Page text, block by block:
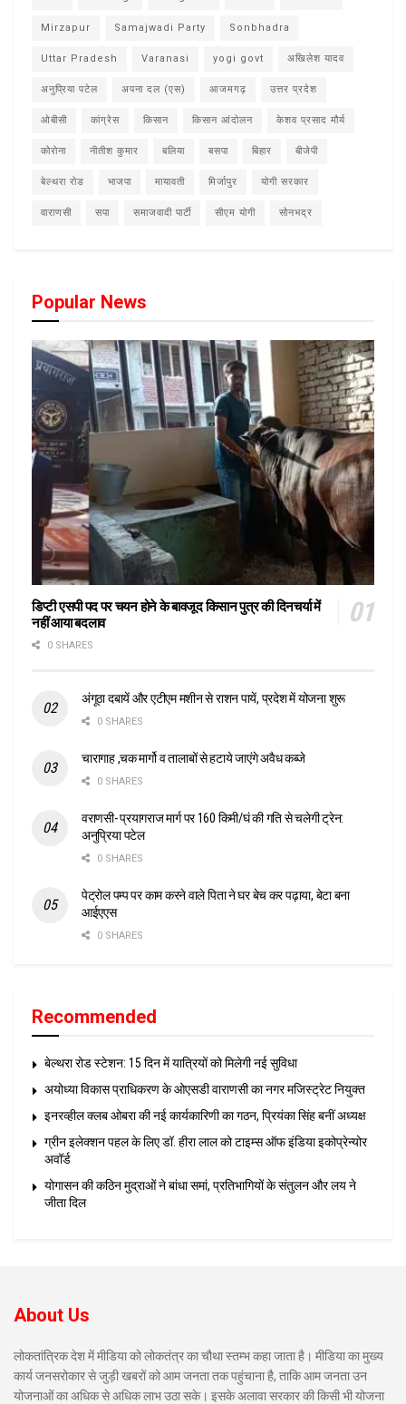
Mirzapur Samajwadi Party Sonbhadra
Uttar Pradesh Varanasi yogi govt अखिलेश यादव
अनुप्रिया पटेल अपना दल (एस) आजमगढ़ उत्तर प्रदेश
ओबीसी कांग्रेस किसान किसान आंदोलन केशव प्रसाद मौर्य
कोरोना नीतीश कुमार बलिया बसपा बिहार बीजेपी
बेल्थरा रोड भाजपा मायावती मिर्जापुर योगी सरकार
वाराणसी सपा समाजवादी पार्टी सीएम योगी सोनभद्र
Popular News
डिप्टी एसपी पद पर चयन होने के बावजूद किसान पुत्र की दिनचर्या में
नहीं आया बदलाव
0 SHARES
अंगूठा दबायें और एटीएम मशीन से राशन पायें, प्रदेश में योजना शुरू
0 SHARES
चारागाह ,चक मार्गो व तालाबों से हटाये जाएंगे अवैध कब्जे
0 SHARES
वराणसी- प्रयागराज मार्ग पर 160 किमी/घं की गति से चलेगी ट्रेन:
अनुप्रिया पटेल
0 SHARES
पेट्रोल पम्प पर काम करने वाले पिता ने घर बेच कर पढ़ाया, बेटा बना
आईएएस
0 SHARES
Recommended
बेल्थरा रोड स्टेशन: 15 दिन में यात्रियों को मिलेगी नई सुविधा
अयोध्या विकास प्राधिकरण के ओएसडी वाराणसी का नगर मजिस्ट्रेट नियुक्त
इनरव्हील क्लब ओबरा की नई कार्यकारिणी का गठन, प्रियंका सिंह बनीं अध्यक्ष
ग्रीन इलेक्शन पहल के लिए डॉ. हीरा लाल को टाइम्स ऑफ इंडिया इकोप्रेन्योर
अवॉर्ड
योगासन की कठिन मुद्राओं ने बांधा समां, प्रतिभागियों के संतुलन और लय ने
जीता दिल
About Us
लोकतांत्रिक देश में मीडिया को लोकतंत्र का चौथा स्तम्भ कहा जाता है। मीडिया का मुख्य
कार्य जनसरोकार से जुड़ी खबरों को आम जनता तक पहुंचाना है, ताकि आम जनता उन
योजनाओं का अधिक से अधिक लाभ उठा सके। इसके अलावा सरकार की किसी भी योजना